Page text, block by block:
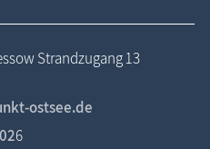
Strandzugang 13
ostsee.de
6